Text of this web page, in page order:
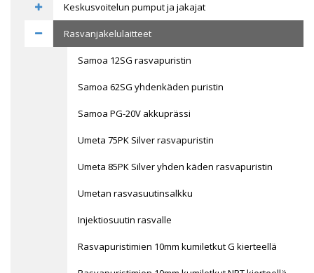
Keskusvoitelun pumput ja jakajat
Rasvanjakelulaitteet
Samoa 12SG rasvapuristin
Samoa 62SG yhdenkäden puristin
Samoa PG-20V akkuprässi
Umeta 75PK Silver rasvapuristin
Umeta 85PK Silver yhden käden rasvapuristin
Umetan rasvasuutinsalkku
Injektiosuutin rasvalle
Rasvapuristimien 10mm kumiletkut G kierteellä